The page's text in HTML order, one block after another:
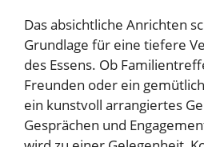
Das absichtliche Anrichten
Grundlage für eine tiefere
des Essens. Ob
Freunden oder ein
ein kunstvoll arrangiertes
Gesprächen und